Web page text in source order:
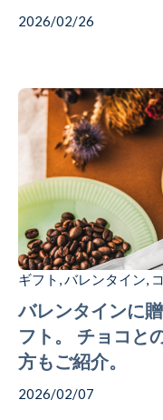
2026/02/26
ギフト ,バレンタイン,
バレンタインに
フト。 チョコと
方もご紹介。
2026/02/07